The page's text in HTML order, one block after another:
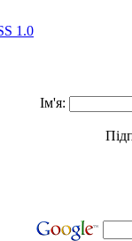
Ім'я: